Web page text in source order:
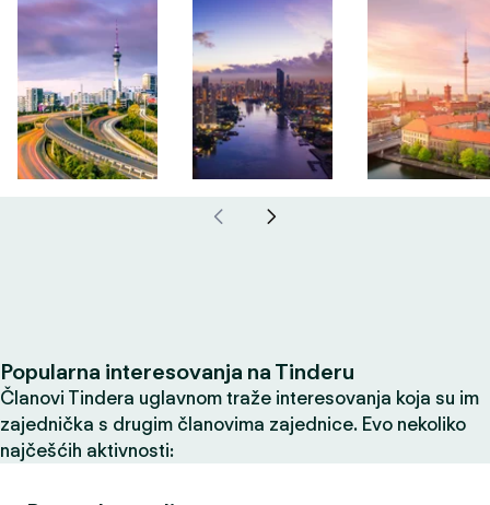
Popularna interesovanja na Tinderu
Članovi Tindera uglavnom traže interesovanja koja su im
zajednička s drugim članovima zajednice. Evo nekoliko
najčešćih aktivnosti: